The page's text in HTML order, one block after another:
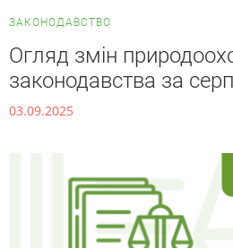
ЗАКОНОДАВСТВО
Огляд змін
законодавства за
03.09.2025